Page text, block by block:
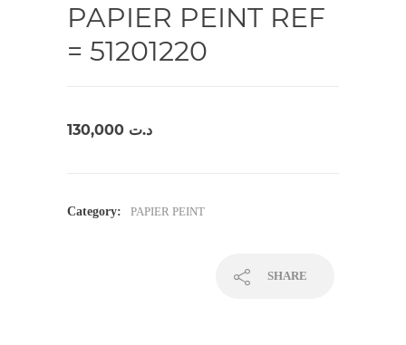
PAPIER PEINT REF
= 51201220
د.ت
Category: PAPIER PEINT
SHARE